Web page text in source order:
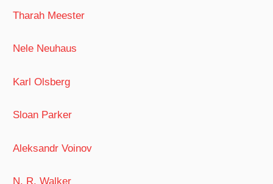
Tharah Meester
Nele Neuhaus
Karl Olsberg
Sloan Parker
Aleksandr Voinov
N. R. Walker